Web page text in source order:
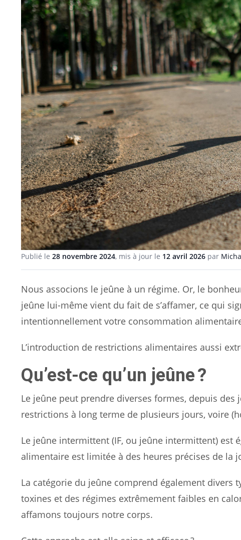
Publié le 28 novembre 2024, mis à jour le 12 avril 2026 par
Nous associons le jeûne à un régime. Or, le
jeûne lui-même vient du fait de s’affamer, ce qui
intentionnellement votre consommation
L’introduction de restrictions alimentaires aussi
Qu’est-ce qu’un jeûne ?
Le jeûne peut prendre diverses formes, depuis des
restrictions à long terme de plusieurs jours, voire
Le jeûne intermittent (IF, ou jeûne intermittent) est
alimentaire est limitée à des heures précises de la
La catégorie du jeûne comprend également
toxines et des régimes extrêmement faibles en
affamons toujours notre corps.